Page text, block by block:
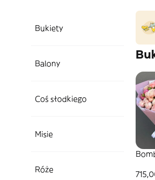
Bukiety
Balony
Coś słodkiego
Misie
Róże